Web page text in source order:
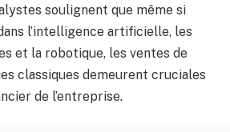
soulignent que même si
l’intelligence artificielle, les
et la robotique, les ventes de
classiques demeurent cruciales
de l’entreprise.